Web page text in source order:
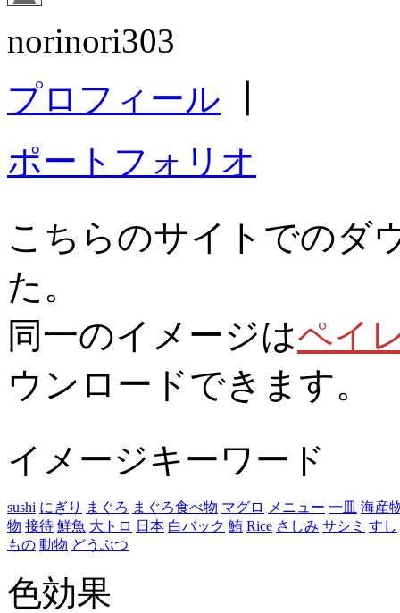
norinori303
プロフィール
ポートフォリオ
こちらのサイトでのダ
た。
同一のイメージはペイ
ウンロードできます。
イメージキーワード
sushi にぎり まぐろ まぐろ食べ物 マグロ メニュー 一皿 海産
物 接待 鮮魚 大トロ 日本 白バック 鮪 Rice さしみ サシミ すし
もの 動物 どうぶつ
色効果